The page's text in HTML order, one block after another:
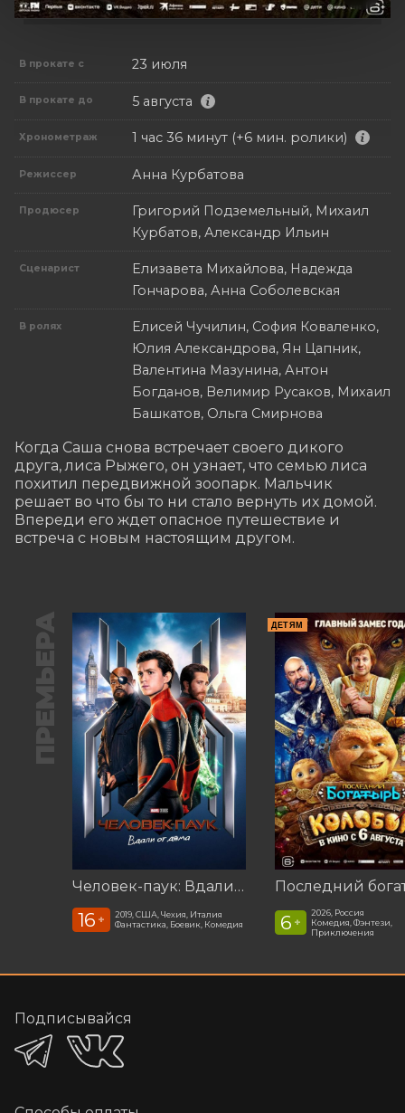
В прокате с 23 июля
В прокате до 5 августа
Хронометраж 1 час 36 минут (+6 мин. ролики)
Режиссер Анна Курбатова
Продюсер
Григорий Подземельный, Михаил
Курбатов, Александр Ильин
Сценарист
Елизавета Михайлова, Надежда
Гончарова, Анна Соболевская
В ролях
Елисей Чучилин, София Коваленко,
Юлия Александрова, Ян Цапник,
Валентина Мазунина, Антон
Богданов, Велимир Русаков, Михаил
Башкатов, Ольга Смирнова
Когда Саша снова встречает своего дикого
друга, лиса Рыжего, он узнает, что семью лиса
похитил передвижной зоопарк. Мальчик
решает во что бы то ни стало вернуть их домой.
Впереди его ждет опасное путешествие и
встреча с новым настоящим другом.
ПРЕМЬЕРА
Человек-паук: Вдали от дома (2019)
16 +
2019, США, Чехия, Италия
Фантастика, Боевик, Комедия
ДЕТЯМ
6 +
2026, Россия
Комедия, Фэнтези,
Приключения
Подписывайся